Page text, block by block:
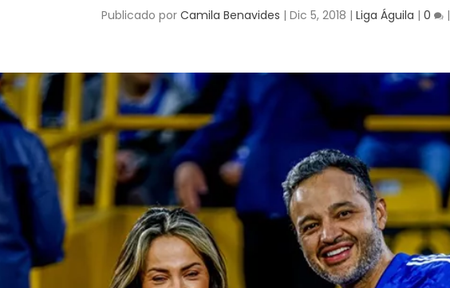
Publicado por Camila Benavides | Dic 5, 2018 | Liga Águila | 0 |